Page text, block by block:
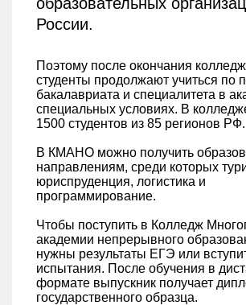
России.
Поэтому после окончания
студенты продолжают учиться по
бакалавриата и специалитета в
специальных условиях. В
1500 студентов из 85 регионов РФ.
В КМАНО можно получить
направлениям, среди которых
юриспруденция, логистика и
программирование.
Чтобы поступить в Колледж
академии непрерывного
нужны результаты ЕГЭ или
испытания. После обучения в
формате выпускник получает
государственного образца.